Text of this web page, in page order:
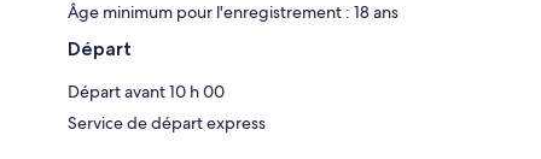
Âge minimum pour l'enregistrement : 18 ans
Départ
Départ avant 10 h 00
Service de départ express